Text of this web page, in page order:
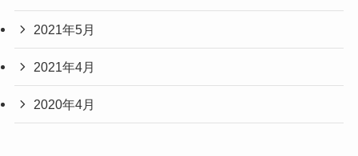
2021年5月
2021年4月
2020年4月